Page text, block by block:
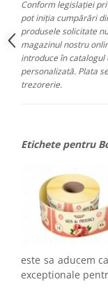
Conform legislației
pot iniția cumpărări
produsele solicitate
magazinul nostru
introduce în
personalizată. Plata
trezorerie.
Etichete pentru
este sa aducem
exceptionale